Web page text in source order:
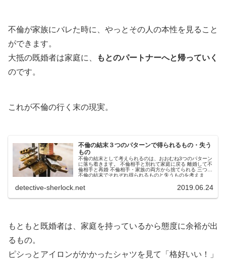
不倫が家族にバレた時に、やっとその人の本性を見ること
ができます。
大抵の既婚者は家庭に、
もとのパートナーへと帰っていく
のです。
これが不倫の行く末の現実。
不倫の結末３つのパターンで得られるもの・失う
もの
不倫の結末として考えられるのは、おおむね3つのパターン
に落ち着きます。 不倫相手と別れて家庭に戻る 離婚して不
倫相手と再婚 不倫相手・家族の両方から捨てられる 三つの
不倫の結末でそれぞれ得られるものと失うものを考えま
detective-sherlock.net 2019.06.24
もともと既婚者は、家庭を持っているから態度に余裕が出
るもの。
ピシっとアイロンがかかったシャツを見て「格好いい！」